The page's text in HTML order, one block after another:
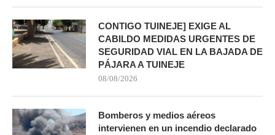
CONTIGO TUINEJE] EXIGE AL
CABILDO MEDIDAS URGENTES DE
SEGURIDAD VIAL EN LA BAJADA DE
PÁJARA A TUINEJE
08/08/2026
Bomberos y medios aéreos
intervienen en un incendio declarado